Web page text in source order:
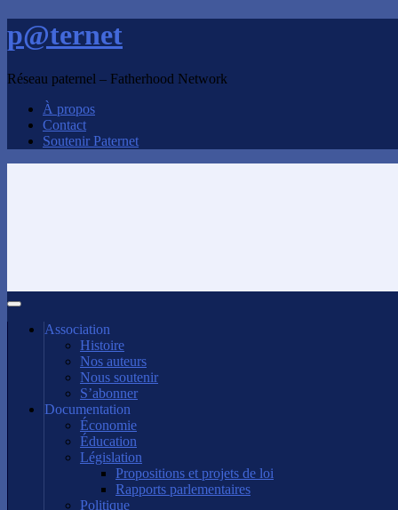
p@ternet
Réseau paternel – Fatherhood Network
À propos
Contact
Soutenir Paternet
Association
Histoire
Nos auteurs
Nous soutenir
S’abonner
Documentation
Économie
Éducation
Législation
Propositions et projets de loi
Rapports parlementaires
Politique